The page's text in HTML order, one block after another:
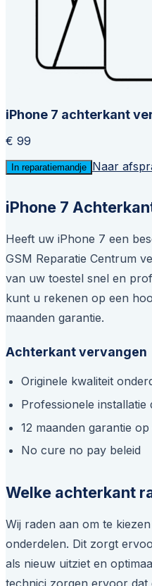
iPhone 7 achterkant
€ 99
In reparatiemandje Naar
iPhone 7
Heeft uw iPhone 7 een
GSM Reparatie Centrum
van uw toestel snel en
kunt u rekenen op een
maanden garantie.
Achterkant vervangen
Originele kwaliteit
Professionele
12 maanden garantie
No cure no pay beleid
Welke achterkant
Wij raden aan om te
onderdelen. Dit zorgt
als nieuw uitziet en